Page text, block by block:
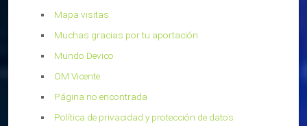
Mapa visitas
Muchas gracias por tu aportación
Mundo Devico
OM Vicente
Página no encontrada
Política de privacidad y protección de datos